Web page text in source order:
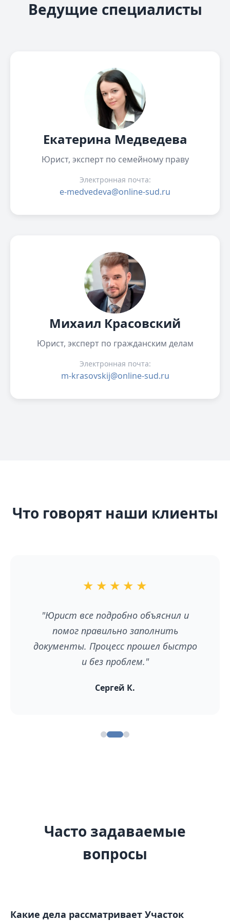
Ведущие специалисты
Екатерина Медведева
Юрист, эксперт по семейному праву
Электронная почта:
e-medvedeva@online-sud.ru
Михаил Красовский
Юрист, эксперт по гражданским делам
Электронная почта:
m-krasovskij@online-sud.ru
Что говорят наши клиенты
★ ★ ★ ★ ★
"Юрист все подробно объяснил и
помог правильно заполнить
документы. Процесс прошел быстро
и без проблем."
Сергей К.
Часто задаваемые
вопросы
Какие дела рассматривает Участок